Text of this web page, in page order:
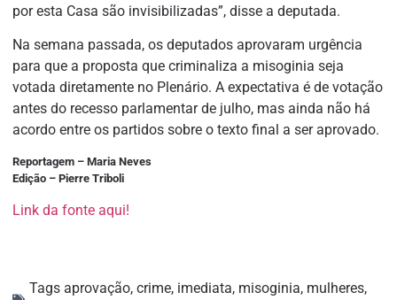
por esta Casa são invisibilizadas”, disse a deputada.
Na semana passada, os deputados aprovaram urgência
para que a proposta que criminaliza a misoginia seja
votada diretamente no Plenário. A expectativa é de votação
antes do recesso parlamentarde julho, mas ainda não há
acordo entre os partidos sobre o texto final a ser aprovado.
Reportagem – Maria Neves
Edição – Pierre Triboli
Link da fonte aqui!
Tags aprovação, crime, imediata, misoginia, mulheres,